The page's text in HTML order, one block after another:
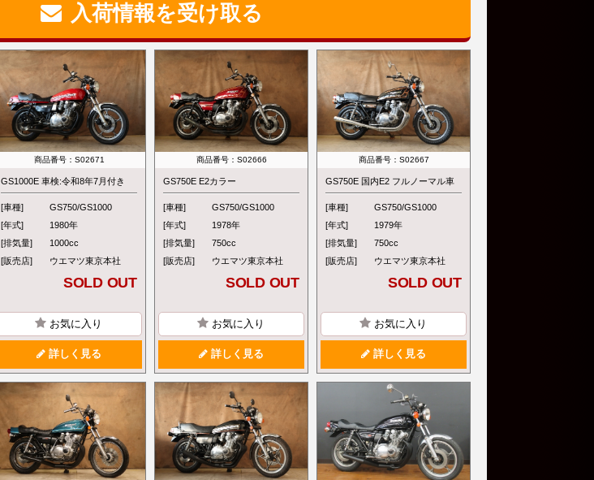
入荷情報を受け取る
商品番号：S02671
GS1000E 車検:令和8年7月付き
[車種]
GS750/GS1000
[年式]
1980年
[排気量]
1000cc
[販売店]
ウエマツ東京本社
SOLD OUT
お気に入り
詳しく見る
商品番号：S02666
GS750E E2カラー
[車種]
GS750/GS1000
[年式]
1978年
[排気量]
750cc
[販売店]
ウエマツ東京本社
SOLD OUT
お気に入り
詳しく見る
商品番号：S02667
GS750E 国内E2 フルノーマル車
[車種]
GS750/GS1000
[年式]
1979年
[排気量]
750cc
[販売店]
ウエマツ東京本社
SOLD OUT
お気に入り
詳しく見る